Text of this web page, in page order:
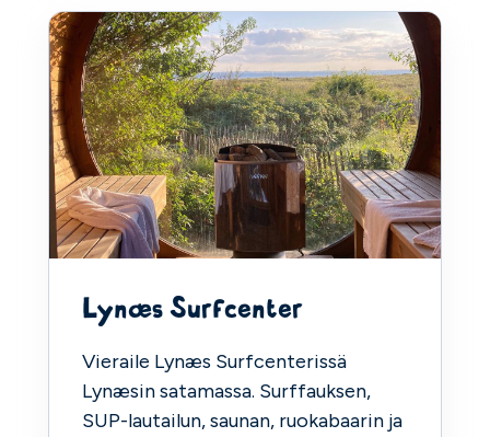
Lynæs Surfcenter
Vieraile Lynæs Surfcenterissä
Lynæsin satamassa. Surffauksen,
SUP-lautailun, saunan, ruokabaarin ja